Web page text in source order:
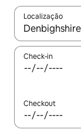
Localização
Quando os
Check-in
Checkout